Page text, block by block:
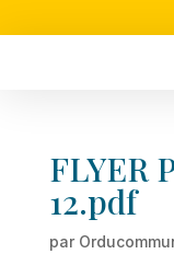
FLYER
12.pdf
par